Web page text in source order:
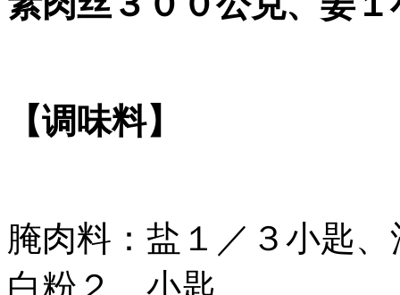
【调味料】
腌肉料：盐１／３小匙
白粉２、小匙